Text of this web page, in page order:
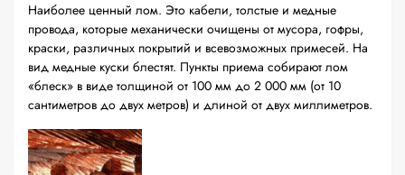
Наиболее ценный лом. Это кабели, толстые и медные
провода, которые механически очищены от мусора, гофры,
краски, различных покрытий и всевозможных примесей. На
вид медные куски блестят. Пункты приема собирают лом
«блеск» в виде толщиной от 100 мм до 2 000 мм (от 10
сантиметров до двух метров) и длиной от двух миллиметров.